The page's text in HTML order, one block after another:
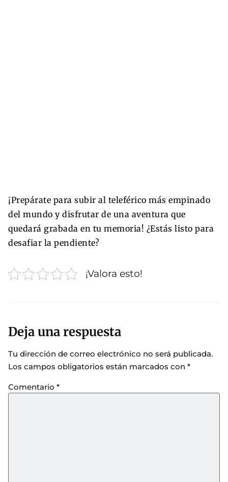
¡Prepárate para subir al teleférico más empinado
del mundo y disfrutar de una aventura que
quedará grabada en tu memoria! ¿Estás listo para
desafiar la pendiente?
¡Valora esto!
Deja una respuesta
Tu dirección de correo electrónico no será publicada.
Los campos obligatorios están marcados con *
Comentario *